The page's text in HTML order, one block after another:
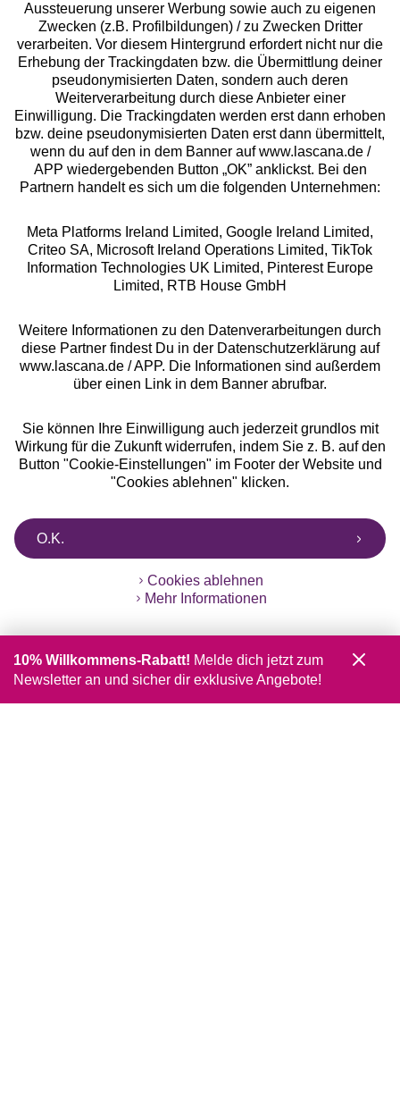
Beratung
Über uns
Rechtliches
Alle Preise inkl. MwSt., zzgl.
Versandkosten
** Bonität vorausgesetzt, berechtigt zur Bonitätsprüfung
Aussteuerung unserer Werbung sowie auch zu eigenen
Zwecken (z.B. Profilbildungen) / zu Zwecken Dritter
verarbeiten. Vor diesem Hintergrund erfordert nicht nur die
Erhebung der Trackingdaten bzw. die Übermittlung deiner
pseudonymisierten Daten, sondern auch deren
Weiterverarbeitung durch diese Anbieter einer
Einwilligung. Die Trackingdaten werden erst dann erhoben
bzw. deine pseudonymisierten Daten erst dann übermittelt,
wenn du auf den in dem Banner auf www.lascana.de /
APP wiedergebenden Button „OK” anklickst. Bei den
Partnern handelt es sich um die folgenden Unternehmen:
Meta Platforms Ireland Limited, Google Ireland Limited,
Criteo SA, Microsoft Ireland Operations Limited, TikTok
Information Technologies UK Limited, Pinterest Europe
Limited, RTB House GmbH
Weitere Informationen zu den Datenverarbeitungen durch
diese Partner findest Du in der Datenschutzerklärung auf
www.lascana.de / APP. Die Informationen sind außerdem
über einen Link in dem Banner abrufbar.
Sie können Ihre Einwilligung auch jederzeit grundlos mit
Wirkung für die Zukunft widerrufen, indem Sie z. B. auf den
Button "Cookie-Einstellungen" im Footer der Website und
"Cookies ablehnen" klicken.
O.K.
Cookies ablehnen
Mehr Informationen
10% Willkommens-Rabatt! Melde dich jetzt zum
Newsletter an und sicher dir exklusive Angebote!